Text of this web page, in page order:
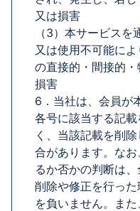
又は損害
（3）本サービス
又は使用不可能に
の直接的・間接的
損害
6．当社は、会員が
各号に該当する記
く、当該記載を削
合があります。な
るか否かの判断は、
削除や修正を行っ
を負いません。ま